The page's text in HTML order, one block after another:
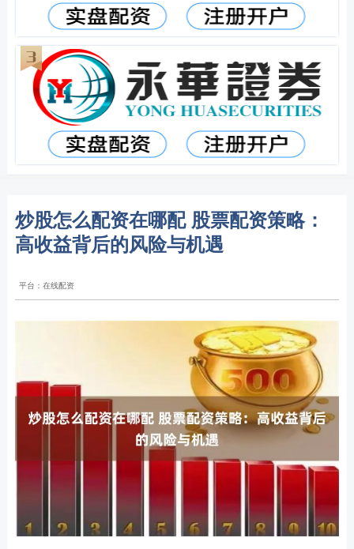
炒股怎么配资在哪配 股票配资策略：
高收益背后的风险与机遇
平台：在线配资